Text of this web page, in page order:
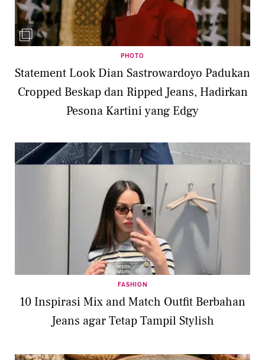
PHOTO
Statement Look Dian Sastrowardoyo Padukan
Cropped Beskap dan Ripped Jeans, Hadirkan
Pesona Kartini yang Edgy
FASHION
10 Inspirasi Mix and Match Outfit Berbahan
Jeans agar Tetap Tampil Stylish